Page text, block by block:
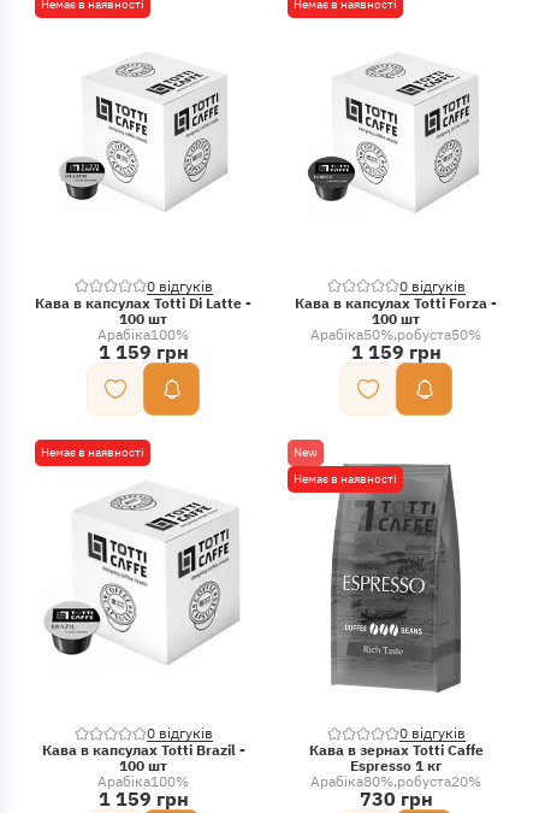
Немає в наявності
0 відгуків
Кава в капсулах Totti Di Latte -
100 шт
Арабіка100%
1 159 грн
Немає в наявності
0 відгуків
Кава в капсулах Totti Forza -
100 шт
Арабіка50% робуста50%
1 159 грн
Немає в наявності
0 відгуків
Кава в капсулах Totti Brazil -
100 шт
Арабіка100%
1 159 грн
New
Немає в наявності
0 відгуків
Кава в зернах Totti Caffe
Espresso 1 кг
Арабіка80% робуста20%
730 грн